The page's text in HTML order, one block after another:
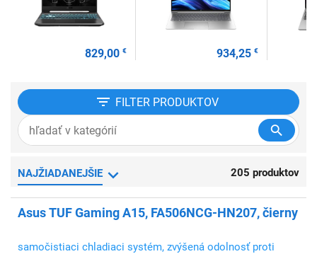
829,00 € 934,25€
FILTER PRODUKTOV
NAJŽIADANEJŠIE 205 produktov
Asus TUF Gaming A15, FA506NCG-HN207, čierny
samočistiaci chladiaci systém, zvýšená odolnosť proti